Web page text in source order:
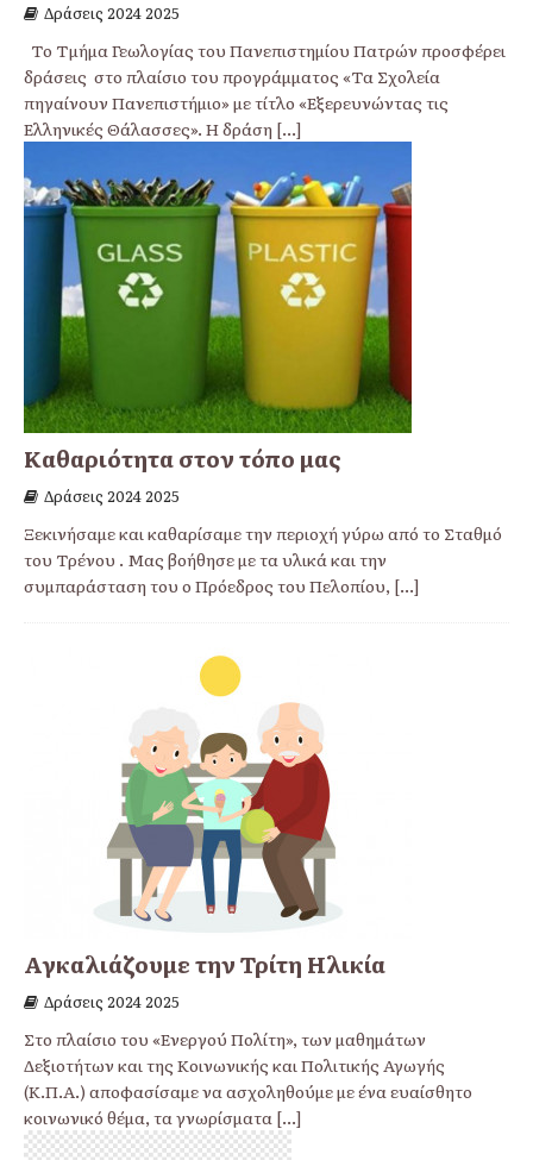
Δράσεις 2024 2025
Το Τμήμα Γεωλογίας του Πανεπιστημίου Πατρών προσφέρει
δράσεις στο πλαίσιο του προγράμματος «Τα Σχολεία
πηγαίνουν Πανεπιστήμιο» με τίτλο «Εξερευνώντας τις
Ελληνικές Θάλασσες». Η δράση [...]
Καθαριότητα στον τόπο μας
Δράσεις 2024 2025
Ξεκινήσαμε και καθαρίσαμε την περιοχή γύρω από το Σταθμό
του Τρένου . Μας βοήθησε με τα υλικά και την
συμπαράσταση του ο Πρόεδρος του Πελοπίου, [...]
Αγκαλιάζουμε την Τρίτη Ηλικία
Δράσεις 2024 2025
Στο πλαίσιο του «Ενεργού Πολίτη», των μαθημάτων
Δεξιοτήτων και της Κοινωνικής και Πολιτικής Αγωγής
(Κ.Π.Α.) αποφασίσαμε να ασχοληθούμε με ένα ευαίσθητο
κοινωνικό θέμα, τα γνωρίσματα [...]